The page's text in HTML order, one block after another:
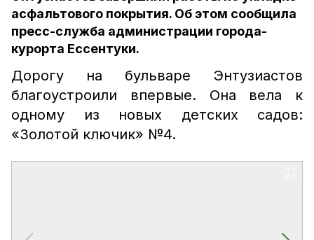
асфальтового покрытия. Об этом сообщила
пресс-служба администрации города-
курорта Ессентуки.
Дорогу на бульваре Энтузиастов
благоустроили впервые. Она вела к
одному из новых детских садов:
«Золотой ключик» №4.